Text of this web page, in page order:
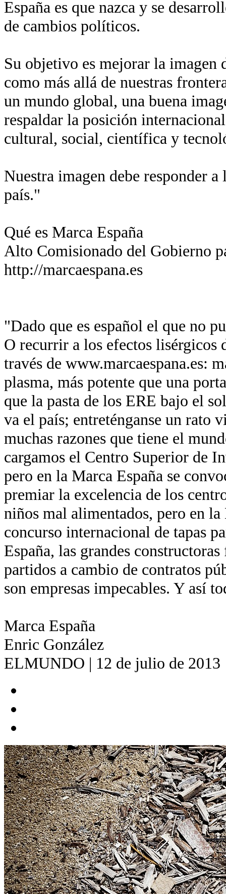
España es que nazca y se
de cambios políticos.
Su objetivo es mejorar la imagen
como más allá de nuestras
un mundo global, una buena
respaldar la posición
cultural, social, científica y
Nuestra imagen debe responder
país."
Qué es Marca España
Alto Comisionado del Gobierno
http://marcaespana.es
"Dado que es español el que no
O recurrir a los efectos lisérgicos
través de www.marcaespana.es:
plasma, más potente que una
que la pasta de los ERE bajo el
va el país; entreténganse un rato
muchas razones que tiene el
cargamos el Centro Superior de
pero en la Marca España se
premiar la excelencia de los
niños mal alimentados, pero en
concurso internacional de tapas
España, las grandes
partidos a cambio de contratos
son empresas impecables. Y así
Marca España
Enric González
ELMUNDO | 12 de julio de 2013